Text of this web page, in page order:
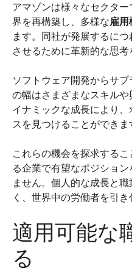
アマゾンは様々なセクタ
界を再構築し、多様な雇用
ます。同社が発展するに
させるために革新的な思考
ソフトウェア開発からサ
の幅はさまざまなスキル
イナミックな成長により
スを見つけることができま
これらの機会を探求する
る企業で有望なポジショ
ません。個人的な成長と
く、世界中の労働者を引き
適用可能な
る